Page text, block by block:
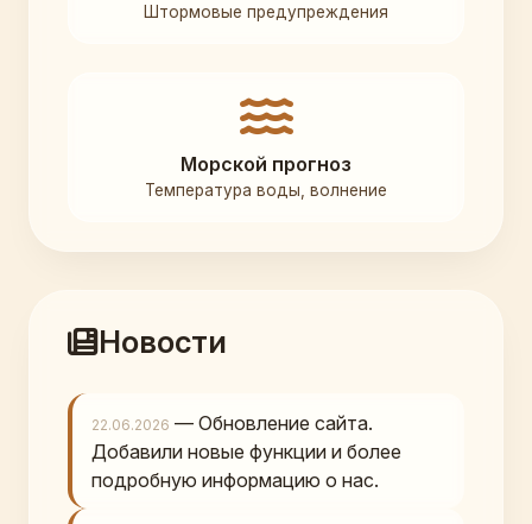
Штормовые предупреждения
Морской прогноз
Температура воды, волнение
Новости
22.06.2026 — Обновление сайта.
Добавили новые функции и более
подробную информацию о нас.